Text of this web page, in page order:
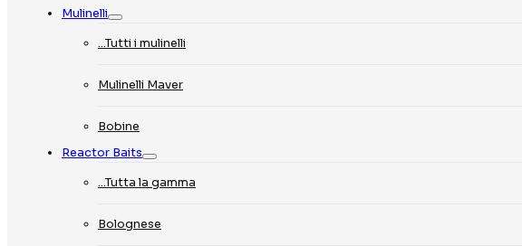
Mulinelli
…Tutti i mulinelli
Mulinelli Maver
Bobine
Reactor Baits
…Tutta la gamma
Bolognese